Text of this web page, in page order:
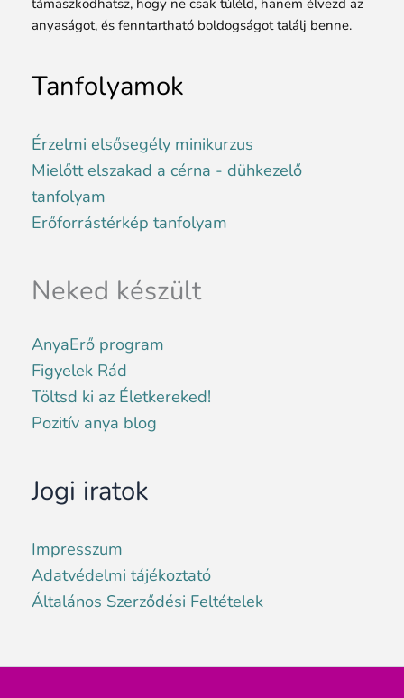
anyaságot, és fenntartható boldogságot találj benne.
Tanfolyamok
Érzelmi elsősegély minikurzus
Mielőtt elszakad a cérna - dühkezelő
tanfolyam
Erőforrástérkép tanfolyam
Neked készült
AnyaErő program
Figyelek Rád
Töltsd ki az Életkereked!
Pozitív anya blog
Jogi iratok
Impresszum
Adatvédelmi tájékoztató
Általános Szerződési Feltételek